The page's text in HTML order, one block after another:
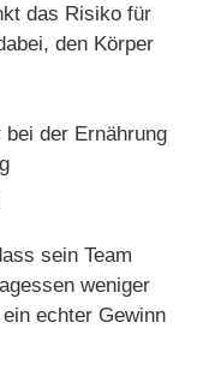
das Risiko für
den Körper
der Ernährung
sein Team
weniger
echter Gewinn